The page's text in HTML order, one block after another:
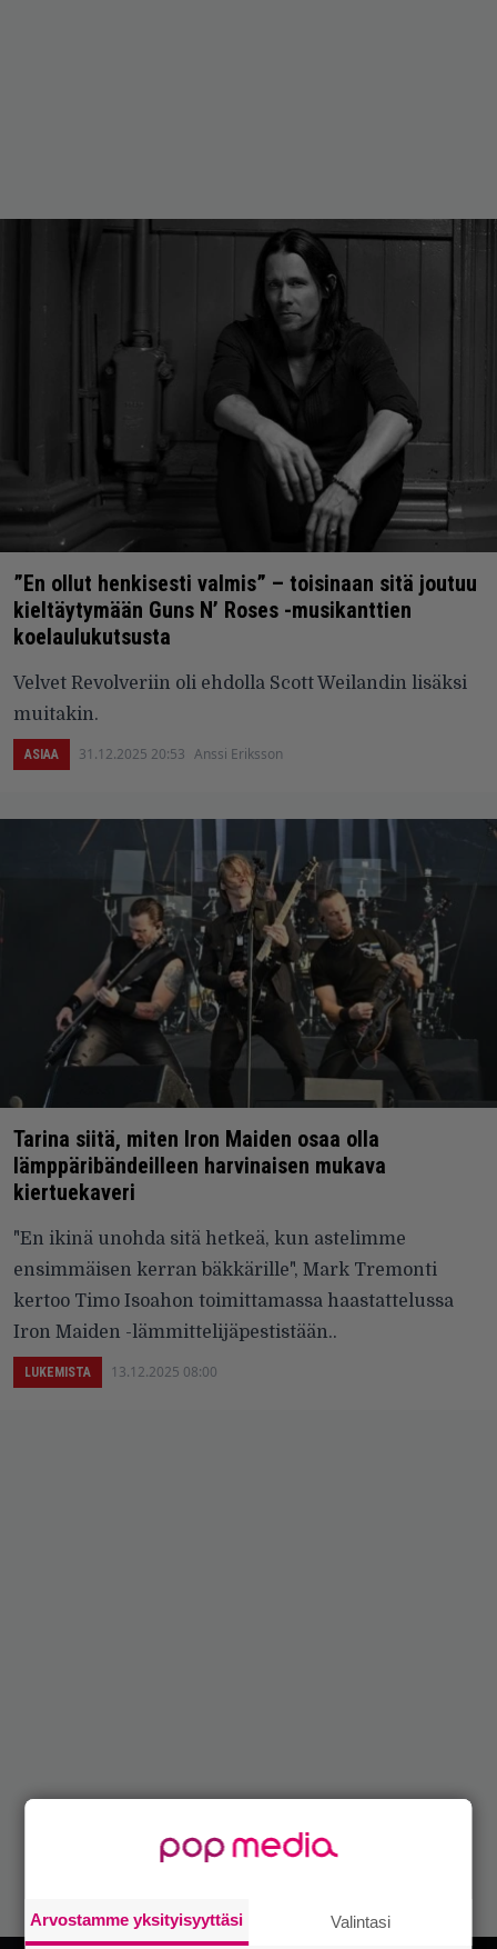
”En ollut henkisesti valmis” – toisinaan sitä joutuu
kieltäytymään Guns N’ Roses -musikanttien
koelaulukutsusta
Velvet Revolveriin oli ehdolla Scott Weilandin lisäksi
muitakin.
ASIAA 31.12.2025 20:53 Anssi Eriksson
Tarina siitä, miten Iron Maiden osaa olla
lämppäribändeilleen harvinaisen mukava
kiertuekaveri
"En ikinä unohda sitä hetkeä, kun astelimme
ensimmäisen kerran bäkkärille", Mark Tremonti
kertoo Timo Isoahon toimittamassa haastattelussa
Iron Maiden -lämmittelijäpestistään..
LUKEMISTA 13.12.2025 08:00
Arvostamme yksityisyyttäsi Valintasi